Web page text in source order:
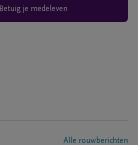
Betuig je medeleven
Alle rouwberichten